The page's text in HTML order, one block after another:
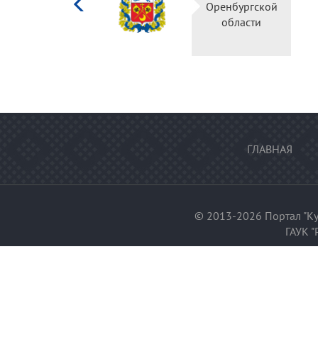
Оренбургской
области
ГЛАВНАЯ
© 2013-2026 Портал
ГАУК